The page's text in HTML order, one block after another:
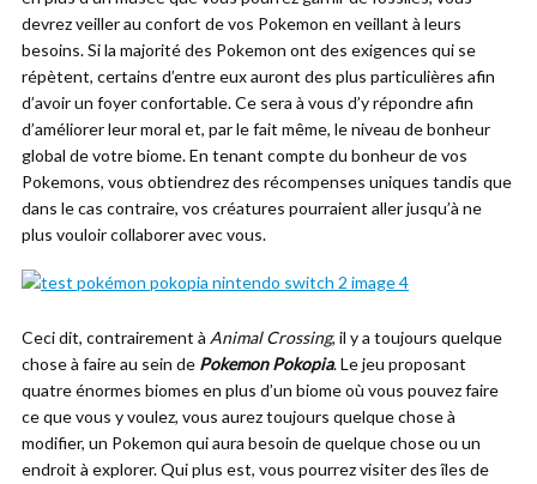
devrez veiller au confort de vos Pokemon en veillant à leurs
besoins. Si la majorité des Pokemon ont des exigences qui se
répètent, certains d’entre eux auront des plus particulières afin
d’avoir un foyer confortable. Ce sera à vous d’y répondre afin
d’améliorer leur moral et, par le fait même, le niveau de bonheur
global de votre biome. En tenant compte du bonheur de vos
Pokemons, vous obtiendrez des récompenses uniques tandis que
dans le cas contraire, vos créatures pourraient aller jusqu’à ne
plus vouloir collaborer avec vous.
Ceci dit, contrairement à Animal Crossing, il y a toujours quelque
chose à faire au sein de Pokemon Pokopia. Le jeu proposant
quatre énormes biomes en plus d’un biome où vous pouvez faire
ce que vous y voulez, vous aurez toujours quelque chose à
modifier, un Pokemon qui aura besoin de quelque chose ou un
endroit à explorer. Qui plus est, vous pourrez visiter des îles de